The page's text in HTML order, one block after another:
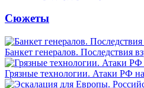
Сюжеты
Банкет генералов. Последствия
Грязные технологии. Атаки РФ